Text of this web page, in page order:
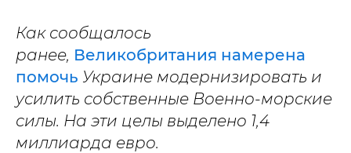
Как сообщалось
ранее, Великобритания намерена
помочь Украине модернизировать и
усилить собственные Военно-морские
силы. На эти целы выделено 1,4
миллиарда евро.